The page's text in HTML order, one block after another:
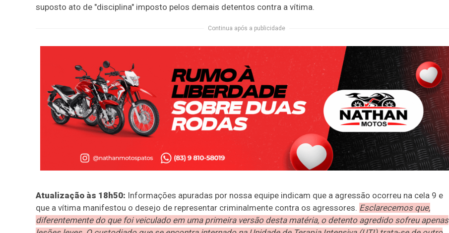
suposto ato de "disciplina" imposto pelos demais detentos contra a vítima.
Continua após a publicidade
Atualização às 18h50: Informações apuradas por nossa equipe indicam que a agressão ocorreu na cela 9 e
que a vítima manifestou o desejo de representar criminalmente contra os agressores. Esclarecemos que,
diferentemente do que foi veiculado em uma primeira versão desta matéria, o detento agredido sofreu apenas